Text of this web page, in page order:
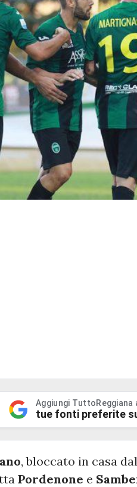
Aggiungi TuttoReggiana
tue fonti preferite
, bloccato in casa dal
Pordenone e